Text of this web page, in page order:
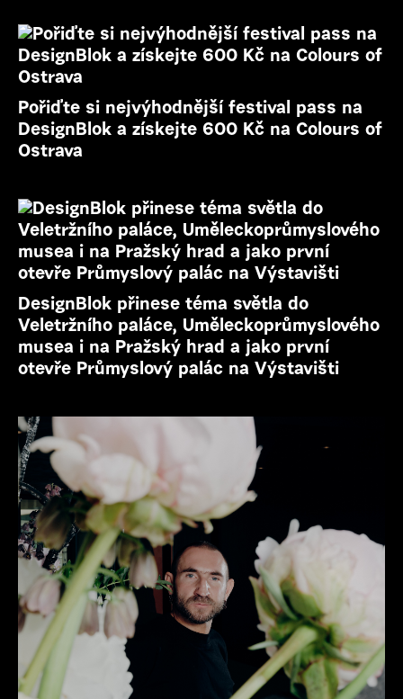
Pořiďte si nejvýhodnější festival pass na
DesignBlok a získejte 600 Kč na Colours of
Ostrava
DesignBlok přinese téma světla do
Veletržního paláce, Uměleckoprůmyslového
musea i na Pražský hrad a jako první
otevře Průmyslový palác na Výstavišti